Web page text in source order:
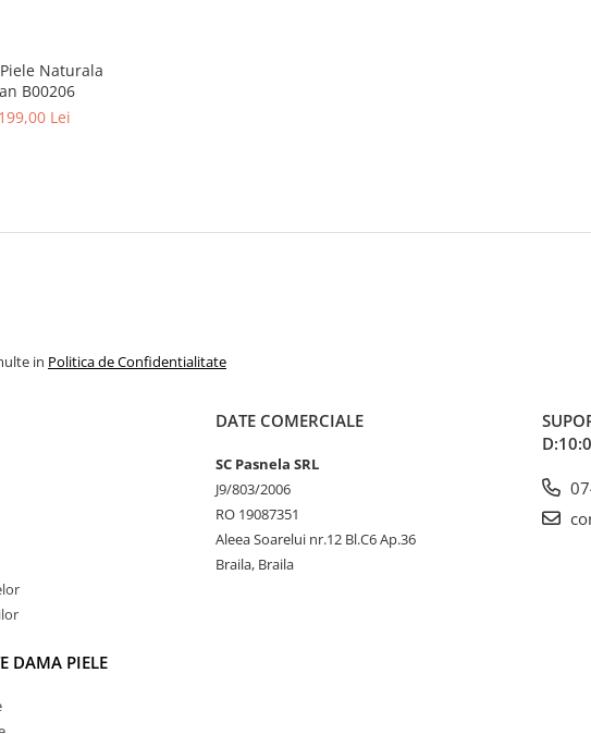
Naturala
B00206
Lei
in Politica de Confidentialitate
DAMA PIELE
DATE COMERCIALE
SC Pasnela SRL
J9/803/2006
RO 19087351
Aleea Soarelui nr.12 Bl.C6 Ap.36
Braila, Braila